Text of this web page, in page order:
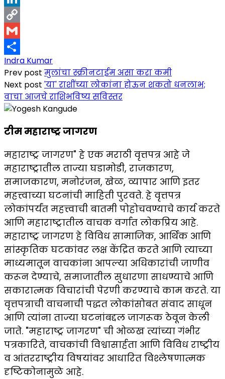
LinkedIn
Copy
Link
Gmail
Share
Indra Kumar
Prev post मुलांचा स्क्रीनटाईम असा करा कमी
Next post 'या' राशींच्या लोकांना होऊन शकतो धनलाभ;
वाचा आजचे राशिभविष्य सविस्तर
टीम महाराष्ट्र जागरण
महाराष्ट्र जागरण" हे एक मराठी वृत्तपत्र आहे जे
महाराष्ट्रातील ताज्या घडामोडी, राजकारण,
समाजकारण, मनोरंजन, खेळ, व्यापार आणि इतर
महत्त्वाच्या घटनांची माहिती पुरवते. हे वृत्तपत्र
लोकांपर्यंत महत्त्वाची बातमी पोहोचवण्याचे कार्य करते
आणि महाराष्ट्रातील वाचक वर्गात लोकप्रिय आहे.
महाराष्ट्र जागरण हे विविध सामाजिक, आर्थिक आणि
सांस्कृतिक घटकांवर लक्ष केंद्रित करते आणि त्याच्या
माध्यमातून वाचकांना आपल्या अधिकारांची जाणीव
करून देण्याचे, समाजातील सुधारणा साधण्याचे आणि
सकारात्मक विचारांची पेरणी करण्याचे काम करते. या
वृत्तपत्राची वाचनाची पद्धत लोकांसोबत संवाद साधून
आणि त्यांना ताज्या घटनांबद्दल जागरूक ठेवून केली
जाते. "महाराष्ट्र जागरण" ची ओळख त्यांच्या गंभीर
पत्रकारिते, वाचकांची विश्वासार्हता आणि विविध राष्ट्रीय
व आंतरराष्ट्रीय विषयांवर आधारित विश्लेषणात्मक
दृष्टिकोनामुळे आहे.